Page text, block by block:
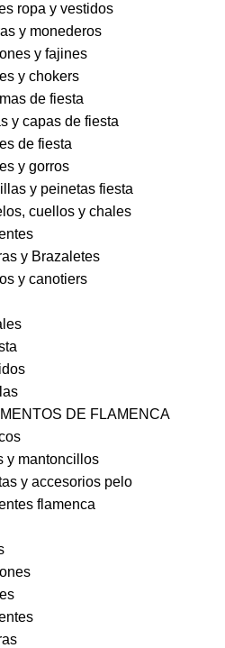
ropa y vestidos
y monederos
y fajines
y chokers
de fiesta
y capas de fiesta
de fiesta
y gorros
y peinetas fiesta
cuellos y chales
y Brazaletes
y canotiers
DE FLAMENCA
y mantoncillos
y accesorios pelo
flamenca